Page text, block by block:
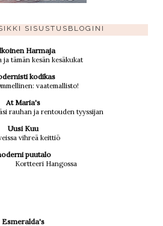
SISUSTUSBLOGINI
Harmaja
ja tämän kesän kesäkukat
kodikas
vaatemallisto!
At Maria's
rauhan ja rentouden tyyssijan
Uusi Kuu
vihreä keittiö
puutalo
Kortteeri Hangossa
Esmeralda's